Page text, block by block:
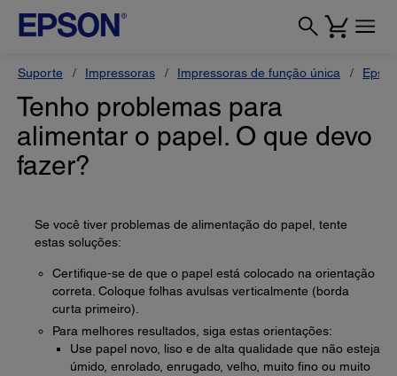
Suporte Impressoras Impressoras de função única
Tenho problemas para
alimentar o papel. O que devo
fazer?
Se você tiver problemas de alimentação do papel, tente
estas soluções:
Certifique-se de que o papel está colocado na orientação
correta. Coloque folhas avulsas verticalmente (borda
curta primeiro).
Para melhores resultados, siga estas orientações:
Use papel novo, liso e de alta qualidade que não esteja
úmido, enrolado, enrugado, velho, muito fino ou muito